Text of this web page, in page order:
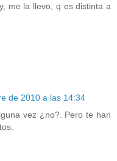
me la llevo, q es distinta a
de 2010 a las 14:34
vez ¿no?. Pero te han